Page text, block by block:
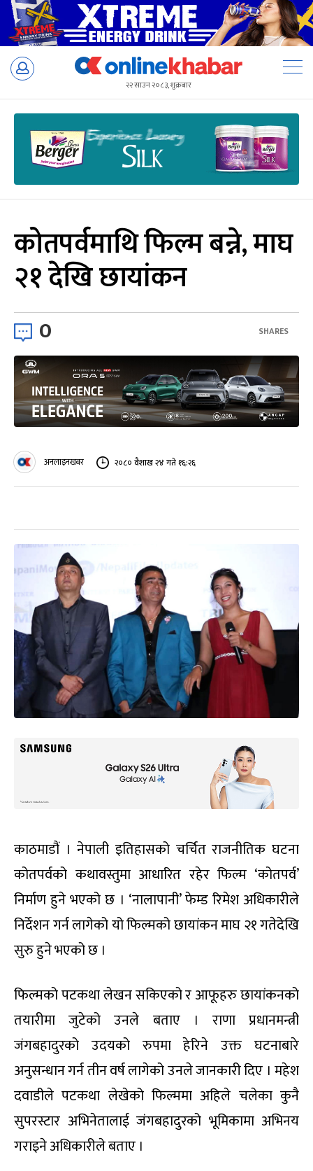
Skip
२२ साउन २०८३, शुक्रबार
कोतपर्वमाथि फिल्म बन्ने, माघ
२१ देखि छायांकन
0 SHARES
अनलाइनखबर २०८० वैशाख २४ गते १६:२६
काठमाडौं । नेपाली इतिहासको चर्चित राजनीतिक घटना
कोतपर्वको कथावस्तुमा आधारित रहेर फिल्म ‘कोतपर्व’
निर्माण हुने भएको छ । ‘नालापानी’ फेम्ड रिमेश अधिकारीले
निर्देशन गर्न लागेको यो फिल्मको छायांकन माघ २१ गतेदेखि
सुरु हुने भएको छ ।
फिल्मको पटकथा लेखन सकिएको र आफूहरु छायांकनको
तयारीमा जुटेको उनले बताए । राणा प्रधानमन्त्री
जंगबहादुरको उदयको रुपमा हेरिने उक्त घटनाबारे
अनुसन्धान गर्न तीन वर्ष लागेको उनले जानकारी दिए । महेश
दवाडीले पटकथा लेखेको फिल्ममा अहिले चलेका कुनै
सुपरस्टार अभिनेतालाई जंगबहादुरको भूमिकामा अभिनय
गराइने अधिकारीले बताए ।